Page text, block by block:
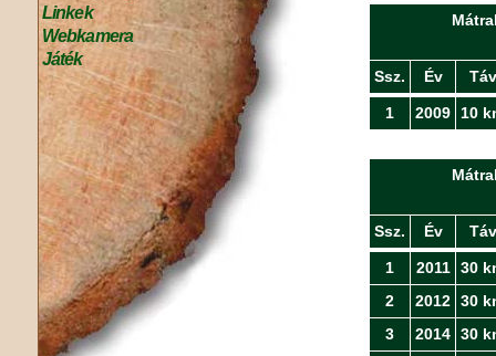
Linkek
Webkamera
Játék
Ssz. Év Táv
1 2009 10
Ssz. Év Táv
1 2011 30
2
2012 30
3
2014 30